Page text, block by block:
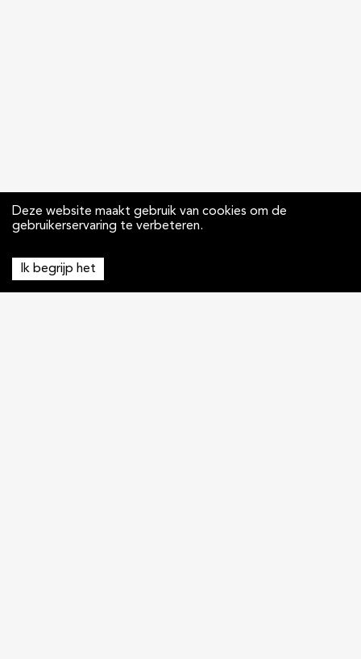
Deze website maakt gebruik van cookies om de
gebruikerservaring te verbeteren.
Ik begrijp het